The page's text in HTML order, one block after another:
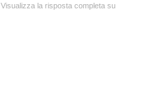
Visualizza la risposta completa su